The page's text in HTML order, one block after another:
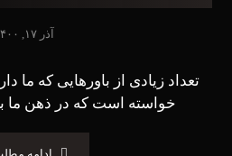
آذر ۱۷, ۱۴۰۰
تعداد زیادی از باورهایی که ما
خواسته است که در ذهن ما